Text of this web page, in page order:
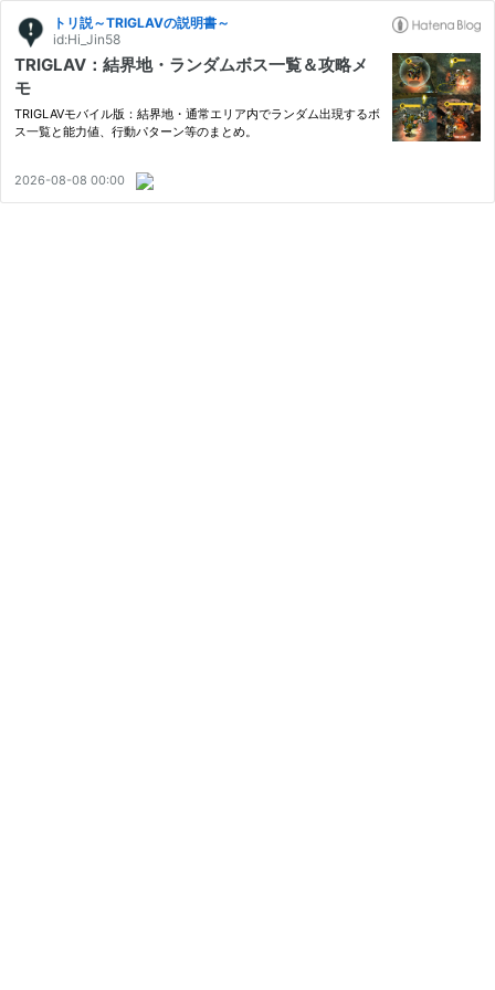
トリ説～TRIGLAVの説明書～
id:Hi_Jin58
TRIGLAV：結界地・ランダムボス一覧＆攻略メ
モ
TRIGLAVモバイル版：結界地・通常エリア内でランダム出現するボ
ス一覧と能力値、行動パターン等のまとめ。
2026-08-08 00:00